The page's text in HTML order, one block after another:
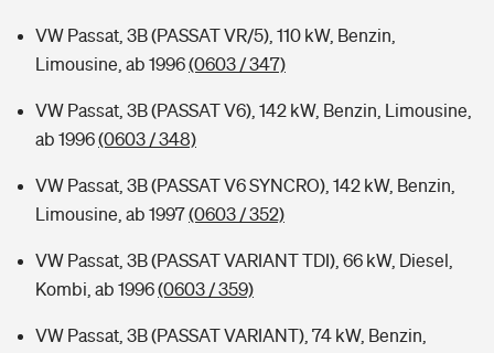
VW Passat, 3B (PASSAT VR/5), 110 kW, Benzin,
Limousine, ab 1996(0603 / 347)
VW Passat, 3B (PASSAT V6), 142 kW, Benzin, Limousine,
ab 1996(0603 / 348)
VW Passat, 3B (PASSAT V6 SYNCRO), 142 kW, Benzin,
Limousine, ab 1997(0603 / 352)
VW Passat, 3B (PASSAT VARIANT TDI), 66 kW, Diesel,
Kombi, ab 1996(0603 / 359)
VW Passat, 3B (PASSAT VARIANT), 74 kW, Benzin,